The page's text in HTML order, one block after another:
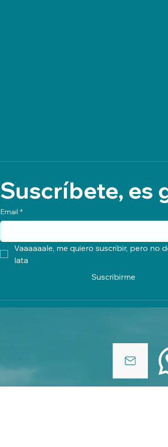
Suscríbete, es
Email *
Vaaaaaale, me quiero suscribir, pero no
lata
Suscribirme